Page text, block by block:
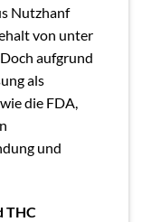
Nutzhanf
von unter
aufgrund
als
die FDA,
und
THC